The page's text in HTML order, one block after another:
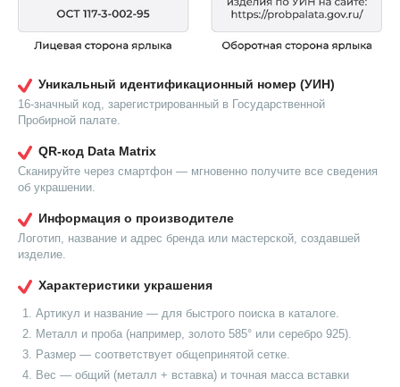
Уникальный идентификационный номер (УИН)
16-значный код, зарегистрированный в Государственной
Пробирной палате.
QR-код Data Matrix
Сканируйте через смартфон — мгновенно получите все сведения
об украшении.
Информация о производителе
Логотип, название и адрес бренда или мастерской, создавшей
изделие.
Характеристики украшения
Артикул и название — для быстрого поиска в каталоге.
Металл и проба (например, золото 585° или серебро 925).
Размер — соответствует общепринятой сетке.
Вес — общий (металл + вставка) и точная масса вставки